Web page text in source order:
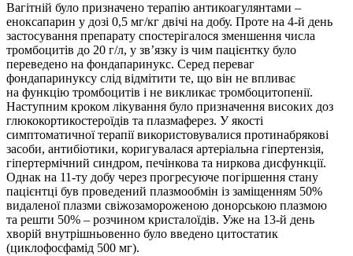
Вагітній було призначено терапію антикоагулянтами –
еноксапарин у дозі 0,5 мг/кг двічі на добу. Проте на 4-й день
застосування препарату спостерігалося зменшення числа
тромбоцитів до 20 г/л, у зв’язку із чим пацієнтку було
переведено на фон­дапаринукс. Серед переваг
фондапаринуксу слід відмітити те, що він не впливає
на функцію тромбоцитів і не викликає тромбоцитопенії.
Наступним кроком лікування було призначення високих доз
глюкокортикостероїдів та плазмаферез. У якості
симптоматичної терапії використовувалися протинабрякові
засоби, антибіотики, коригувалася артеріальна гіпертензія,
гіпертермічний синдром, печінкова та ниркова дисфункції.
Однак на 11-ту добу через прогресуюче погіршення стану
пацієнтці був проведений плазмообмін із заміщенням 50%
видаленої плазми свіжозамороженою донорською плазмою
та решти 50% – розчином кристалоїдів. Уже на 13-й день
хворій внутрішньовенно було введено цитостатик
(циклофосфамід 500 мг).